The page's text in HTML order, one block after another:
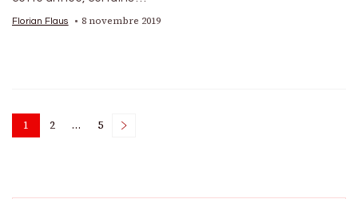
Florian Flaus 8 novembre 2019
Posts
Page
1 Page
2 … Page
5